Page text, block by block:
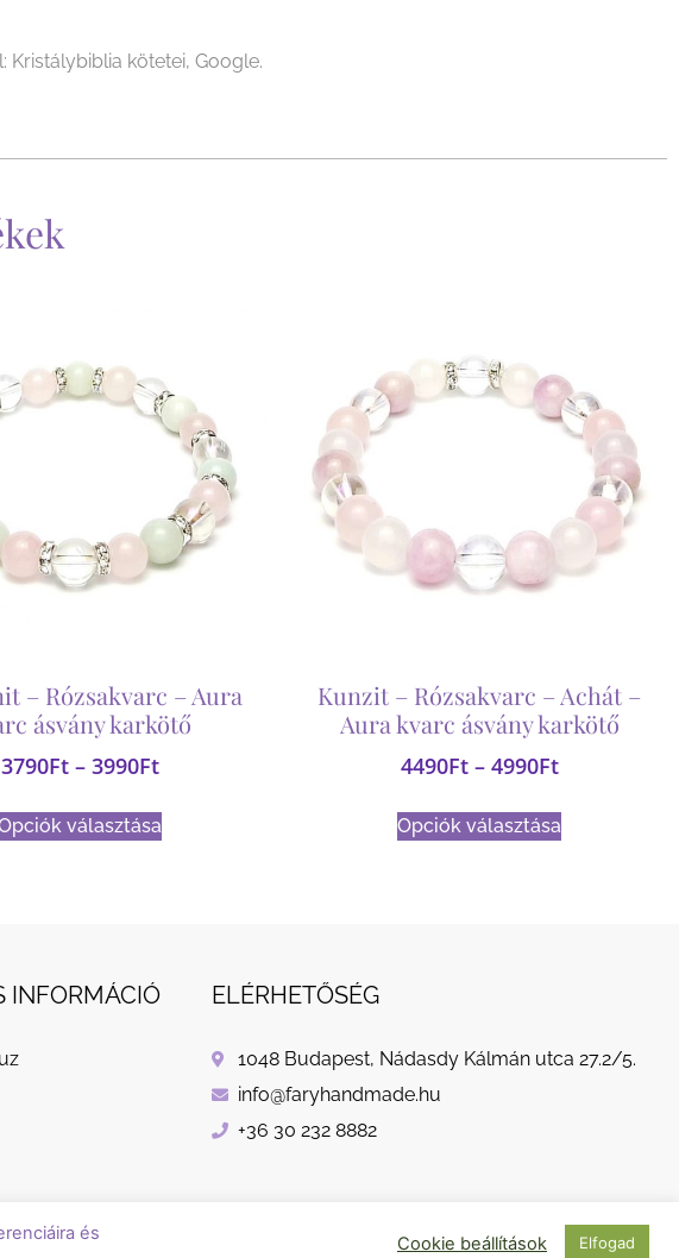
Kristálybiblia kötetei, Google.
– Rózsakvarc – Aura
ásvány karkötő
3790Ft – 3990Ft
választása
Kunzit – Rózsakvarc – Achát –
Aura kvarc ásvány karkötő
4490Ft – 4990Ft
Opciók választása
INFORMÁCIÓ ELÉRHETŐSÉG
1048 Budapest, Nádasdy Kálmán utca 27.2/5.
info@faryhandmade.hu
+36 30 232 8882
és
Cookie beállítások Elfogad